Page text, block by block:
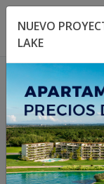
Toggle
NUEVO
LAKE